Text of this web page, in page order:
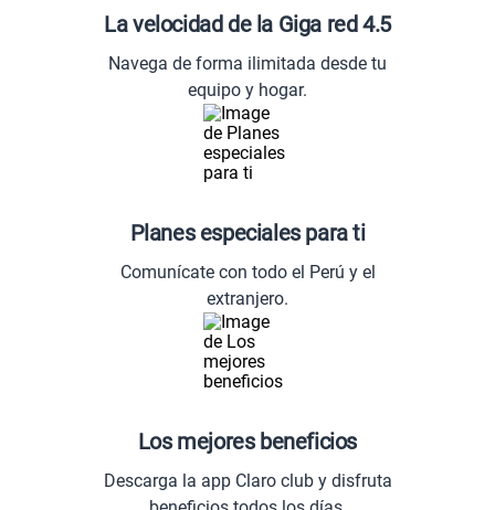
La velocidad de la Giga red 4.5
Navega de forma ilimitada desde tu
equipo y hogar.
Planes especiales para ti
Comunícate con todo el Perú y el
extranjero.
Los mejores beneficios
Descarga la app Claro club y disfruta